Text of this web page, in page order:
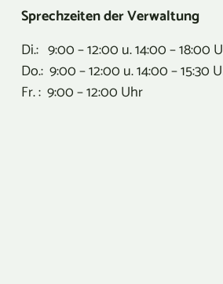
Sprechzeiten der Verwaltung
Di.: 9:00 – 12:00 u. 14:00 – 18:00
Do.: 9:00 – 12:00 u. 14:00 – 15:30
Fr. : 9:00 – 12:00 Uhr